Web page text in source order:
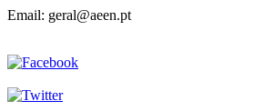
Email: geral@aeen.pt